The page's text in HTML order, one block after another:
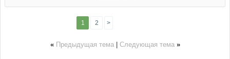
1 2 >
« Предыдущая тема| Следующая тема »